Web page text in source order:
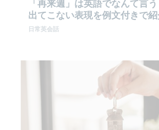
「再来週」は英語でなんて言
出てこない表現を例文付きで
日常英会話